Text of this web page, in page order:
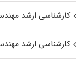
کارشناسی ارشد
کارشناسی ارشد